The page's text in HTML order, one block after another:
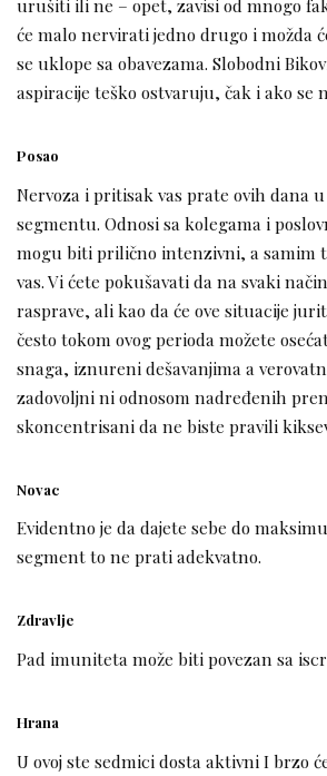
urušiti ili ne – opet, zavisi od mnogo
će malo nervirati jedno drugo i možda
se uklope sa obavezama. Slobodni
aspiracije teško ostvaruju, čak i ako se
Posao
Nervoza i pritisak vas prate ovih dana
segmentu. Odnosi sa kolegama i
mogu biti prilično intenzivni, a samim
vas. Vi ćete pokušavati da na svaki
rasprave, ali kao da će ove situacije
često tokom ovog perioda možete
snaga, iznureni dešavanjima a
zadovoljni ni odnosom nadređenih
skoncentrisani da ne biste pravili
Novac
Evidentno je da dajete sebe do
segment to ne prati adekvatno.
Zdravlje
Pad imuniteta može biti povezan sa
Hrana
U ovoj ste sedmici dosta aktivni I brzo